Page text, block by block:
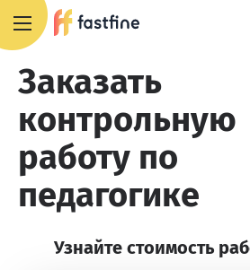
Заказать
контрольную
работу по
педагогике
Узнайте стоимость